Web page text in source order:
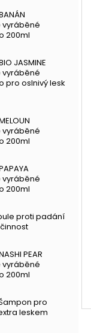
vyráběné
200ml
JASMINE
vyráběné
pro oslnivý lesk
vyráběné
200ml
vyráběné
200ml
proti padání
PEAR
vyráběné
200ml
Šampon pro
leskem